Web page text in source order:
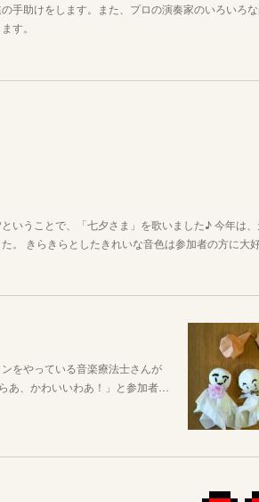
手助けをします。また、プロの演奏家のいろいろ
す。
いうことで、「七夕さま」を歌いました♪ 今年は
。 きらきらとしたきれいな音色は参加者の方に大
をやっている音楽療法士さんが
あ、かわいいわあ！」と参加者…